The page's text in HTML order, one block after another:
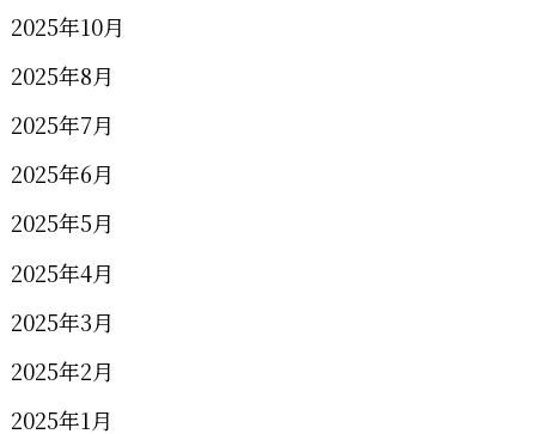
2025年10月
2025年8月
2025年7月
2025年6月
2025年5月
2025年4月
2025年3月
2025年2月
2025年1月